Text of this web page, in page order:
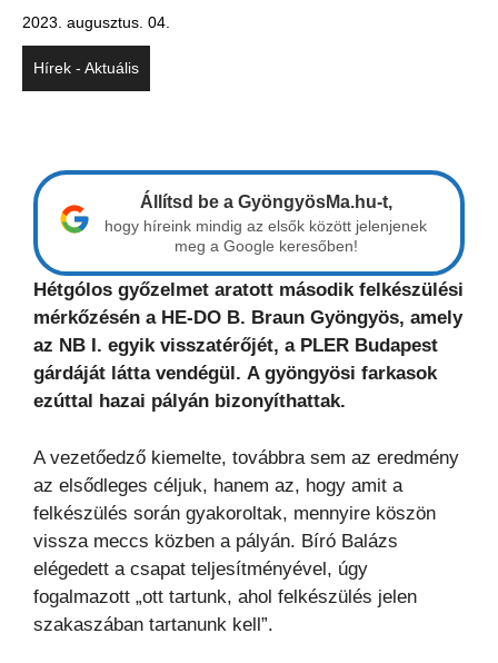
2023. augusztus. 04.
Hírek - Aktuális
Állítsd be a GyöngyösMa.hu-t,
hogy híreink mindig az elsők között jelenjenek
meg a Google keresőben!
Hétgólos győzelmet aratott második felkészülési
mérkőzésén a HE-DO B. Braun Gyöngyös, amely
az NB I. egyik visszatérőjét, a PLER Budapest
gárdáját látta vendégül. A gyöngyösi farkasok
ezúttal hazai pályán bizonyíthattak.
A vezetőedző kiemelte, továbbra sem az eredmény
az elsődleges céljuk, hanem az, hogy amit a
felkészülés során gyakoroltak, mennyire köszön
vissza meccs közben a pályán. Bíró Balázs
elégedett a csapat teljesítményével, úgy
fogalmazott „ott tartunk, ahol felkészülés jelen
szakaszában tartanunk kell”.